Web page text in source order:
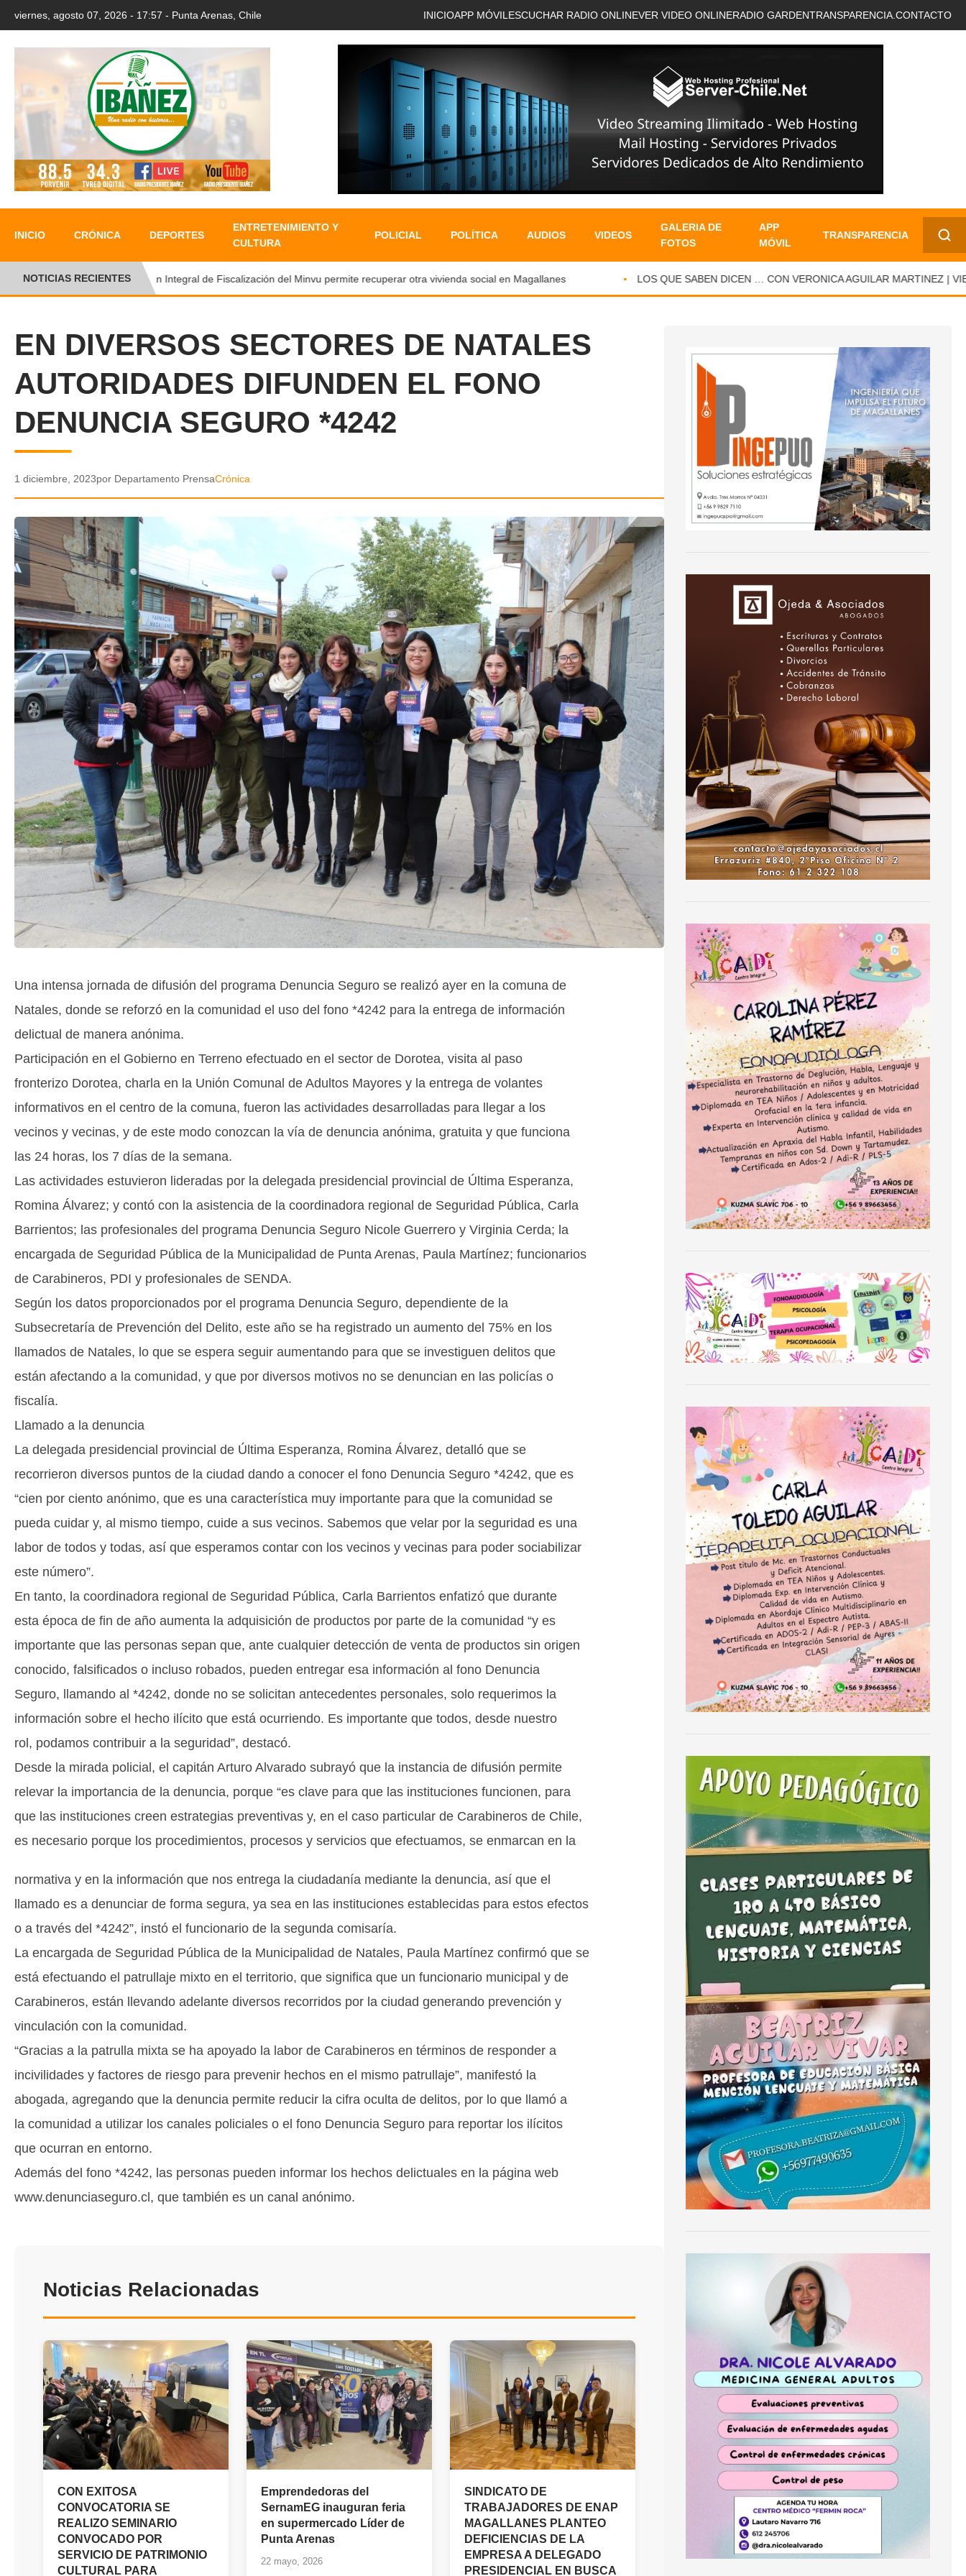
viernes, agosto 07, 2026 - 17:57 - Punta Arenas, Chile INICIOAPP MÓVIL ESCUCHAR RADIO ONLINEVER VIDEO ONLINERADIO GARDENTRANSPARENCIA. CONTACTO
INICIO CRÓNICA DEPORTES
ENTRETENIMIENTO Y
CULTURA
POLICIAL POLÍTICA AUDIOS VIDEOS
GALERIA DE
FOTOS
APP
MÓVIL
TRANSPARENCIA
✕
NOTICIAS RECIENTESPlan Integral de Fiscalización del Minvu permite recuperar otra vivienda social en Magallanes LOS QUE SABEN DICEN … CON VERONICA AGUILAR MARTINEZ |
EN DIVERSOS SECTORES DE NATALES
AUTORIDADES DIFUNDEN EL FONO
DENUNCIA SEGURO *4242
1 diciembre, 2023por Departamento PrensaCrónica
Una intensa jornada de difusión del programa Denuncia Seguro se realizó ayer en la comuna de
Natales, donde se reforzó en la comunidad el uso del fono *4242 para la entrega de información
delictual de manera anónima.
Participación en el Gobierno en Terreno efectuado en el sector de Dorotea, visita al paso
fronterizo Dorotea, charla en la Unión Comunal de Adultos Mayores y la entrega de volantes
informativos en el centro de la comuna, fueron las actividades desarrolladas para llegar a los
vecinos y vecinas, y de este modo conozcan la vía de denuncia anónima, gratuita y que funciona
las 24 horas, los 7 días de la semana.
Las actividades estuvieron lideradas por la delegada presidencial provincial de Última Esperanza,
Romina Álvarez; y contó con la asistencia de la coordinadora regional de Seguridad Pública, Carla
Barrientos; las profesionales del programa Denuncia Seguro Nicole Guerrero y Virginia Cerda; la
encargada de Seguridad Pública de la Municipalidad de Punta Arenas, Paula Martínez; funcionarios
de Carabineros, PDI y profesionales de SENDA.
Según los datos proporcionados por el programa Denuncia Seguro, dependiente de la
Subsecretaría de Prevención del Delito, este año se ha registrado un aumento del 75% en los
llamados de Natales, lo que se espera seguir aumentando para que se investiguen delitos que
están afectando a la comunidad, y que por diversos motivos no se denuncian en las policías o
fiscalía.
Llamado a la denuncia
La delegada presidencial provincial de Última Esperanza, Romina Álvarez, detalló que se
recorrieron diversos puntos de la ciudad dando a conocer el fono Denuncia Seguro *4242, que es
“cien por ciento anónimo, que es una característica muy importante para que la comunidad se
pueda cuidar y, al mismo tiempo, cuide a sus vecinos. Sabemos que velar por la seguridad es una
labor de todos y todas, así que esperamos contar con los vecinos y vecinas para poder sociabilizar
este número”.
En tanto, la coordinadora regional de Seguridad Pública, Carla Barrientos enfatizó que durante
esta época de fin de año aumenta la adquisición de productos por parte de la comunidad “y es
importante que las personas sepan que, ante cualquier detección de venta de productos sin origen
conocido, falsificados o incluso robados, pueden entregar esa información al fono Denuncia
Seguro, llamando al *4242, donde no se solicitan antecedentes personales, solo requerimos la
información sobre el hecho ilícito que está ocurriendo. Es importante que todos, desde nuestro
rol, podamos contribuir a la seguridad”, destacó.
Desde la mirada policial, el capitán Arturo Alvarado subrayó que la instancia de difusión permite
relevar la importancia de la denuncia, porque “es clave para que las instituciones funcionen, para
que las instituciones creen estrategias preventivas y, en el caso particular de Carabineros de Chile,
es necesario porque los procedimientos, procesos y servicios que efectuamos, se enmarcan en la
normativa y en la información que nos entrega la ciudadanía mediante la denuncia, así que el
llamado es a denunciar de forma segura, ya sea en las instituciones establecidas para estos efectos
o a través del *4242”, instó el funcionario de la segunda comisaría.
La encargada de Seguridad Pública de la Municipalidad de Natales, Paula Martínez confirmó que se
está efectuando el patrullaje mixto en el territorio, que significa que un funcionario municipal y de
Carabineros, están llevando adelante diversos recorridos por la ciudad generando prevención y
vinculación con la comunidad.
“Gracias a la patrulla mixta se ha apoyado la labor de Carabineros en términos de responder a
incivilidades y factores de riesgo para prevenir hechos en el mismo patrullaje”, manifestó la
abogada, agregando que la denuncia permite reducir la cifra oculta de delitos, por lo que llamó a
la comunidad a utilizar los canales policiales o el fono Denuncia Seguro para reportar los ilícitos
que ocurran en entorno.
Además del fono *4242, las personas pueden informar los hechos delictuales en la página web
www.denunciaseguro.cl, que también es un canal anónimo.
Noticias Relacionadas
CON EXITOSA
CONVOCATORIA SE
REALIZO SEMINARIO
CONVOCADO POR
SERVICIO DE PATRIMONIO
CULTURAL PARA
Emprendedoras del
SernamEG inauguran feria
en supermercado Líder de
Punta Arenas
22 mayo, 2026
SINDICATO DE
TRABAJADORES DE ENAP
MAGALLANES PLANTEO
DEFICIENCIAS DE LA
EMPRESA A DELEGADO
PRESIDENCIAL EN BUSCA